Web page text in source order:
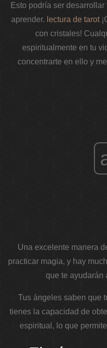
Esto podría ser
aprender. lectura de tarot
con cristales!
espiritualmente en tu
concentrarte en ello y
Una excelente manera
practicar magia, y hay
que te ayudarán
Tus ángeles saben que
tienes la capacidad de
espiritual, lo que